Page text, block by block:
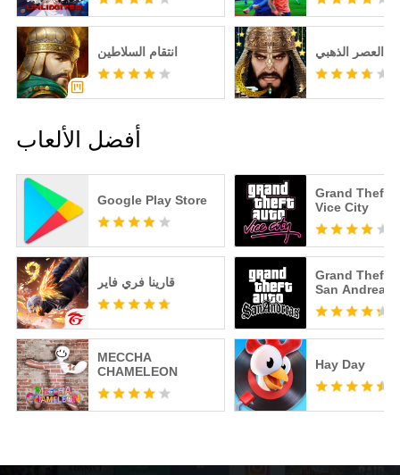
انتقام السلاطين العصر الذهبي
أفضل الألعاب
Google Play Store
قارينا فري فاير
MECCHA
CHAMELEON
Grand Theft
Vice City
Grand Theft
San Andreas
Hay Day